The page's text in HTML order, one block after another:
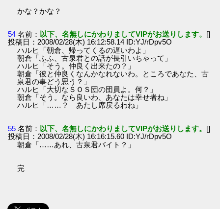
かな？かな？
54 名前： 以下、名無しにかわりましてVIPがお送りします。 []
投稿日：2008/02/28(木) 16:12:58.14 ID:YJ/rDpv5O
ハルヒ「朝倉、帰ってくるの遅いわよ」
朝倉「ふふ、古泉君との話が長引いちゃって」
ハルヒ「そう。仲良く出来たの？」
朝倉「彼と仲良くなんかなれないわ。ところであなた、古
泉君の事どう思う？」
ハルヒ「大切なＳＯＳ団の団員よ。何？」
朝倉「そう。なら良いわ、あなたは幸せ者ね」
ハルヒ「……？ あたし席戻るわね」
55 名前： 以下、名無しにかわりましてVIPがお送りします。 []
投稿日：2008/02/28(木) 16:16:15.60 ID:YJ/rDpv5O
朝倉「……あれ、古泉君バイト？」
完